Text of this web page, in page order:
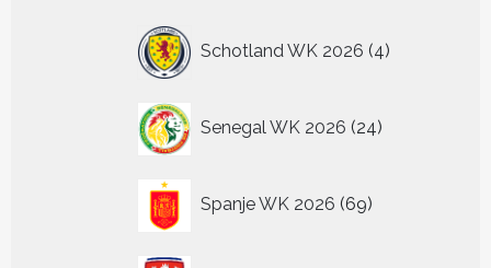
Schotland WK 2026 4
producten
Senegal WK 2026 24
producten
Spanje WK 2026 69
producten